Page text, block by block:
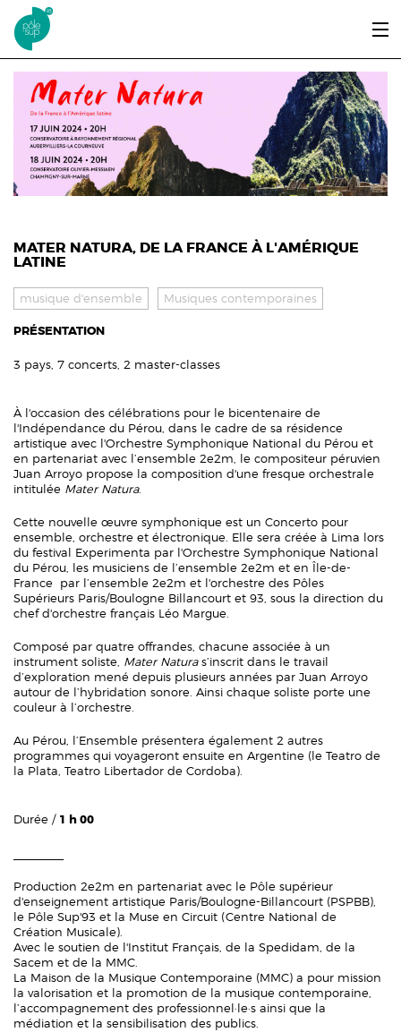
Aller au contenu principal
LE PÔLE SUP’93
ENTRER ET SE FORMER
ÉTUDIANTS / DIPLÔMÉS
ÉCOUTER, VOIR & LIRE
INFOS PRATIQUES
MATER NATURA, DE LA FRANCE À L'AMÉRIQUE
LATINE
musique d'ensemble Musiques contemporaines
PRÉSENTATION
3 pays, 7 concerts, 2 master-classes
À l'occasion des célébrations pour le bicentenaire de
l'Indépendance du Pérou, dans le cadre de sa résidence
artistique avec l'Orchestre Symphonique National du Pérou et
en partenariat avec l’ensemble 2e2m, le compositeur péruvien
Juan Arroyo propose la composition d'une fresque orchestrale
intitulée Mater Natura.
Cette nouvelle œuvre symphonique est un Concerto pour
ensemble, orchestre et électronique. Elle sera créée à Lima lors
du festival Experimenta par l'Orchestre Symphonique National
du Pérou, les musiciens de l’ensemble 2e2m et en Île-de-
France par l’ensemble 2e2m et l'orchestre des Pôles
Supérieurs Paris/Boulogne Billancourt et 93, sous la direction du
chef d'orchestre français Léo Margue.
Composé par quatre offrandes, chacune associée à un
instrument soliste, Mater Naturas’inscrit dans le travail
d’exploration mené depuis plusieurs années par Juan Arroyo
autour de l’hybridation sonore. Ainsi chaque soliste porte une
couleur à l’orchestre.
Au Pérou, l’Ensemble présentera également 2 autres
programmes qui voyageront ensuite en Argentine (le Teatro de
la Plata, Teatro Libertador de Cordoba).
Durée / 1 h 00
Production 2e2m en partenariat avec le Pôle supérieur
d'enseignement artistique Paris/Boulogne-Billancourt (PSPBB),
le Pôle Sup'93 et la Muse en Circuit (Centre National de
Création Musicale).
Avec le soutien de l'Institut Français, de la Spedidam, de la
Sacem et de la MMC.
La Maison de la Musique Contemporaine (MMC) a pour mission
la valorisation et la promotion de la musique contemporaine,
l’accompagnement des professionnel·le·s ainsi que la
médiation et la sensibilisation des publics.